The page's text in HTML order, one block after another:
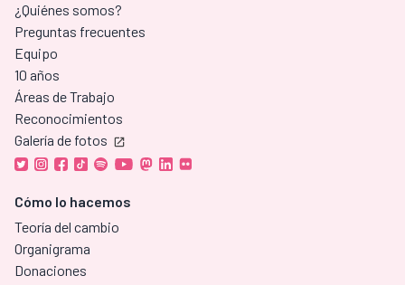
¿Quiénes somos?
Preguntas frecuentes
Equipo
10 años
Áreas de Trabajo
Reconocimientos
Galería de fotos
Cómo lo hacemos
Teoría del cambio
Organigrama
Donaciones